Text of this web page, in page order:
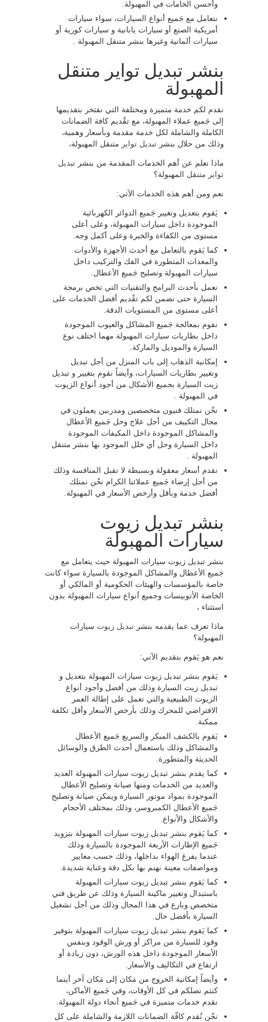
وأحسن الخامات في المهبولة.
نتعامل مع جَميع أنواع السيارات، سواء سيارات
أمريكية الصنع أو سيارات يابانية و سيارات كورية أو
سيارات ألمانية وغيرها بنشر متنقل المهبولة .
بنشر تبديل تواير متنقل
المهبولة
نقدم لكم خدمة متميزة ومختلفة التي نفتخر بتقديمها
إلى جَميع عملاء المهبولة، مع تقْديم كافة الضمانات
الكاملة والشاملة لكل خدمة مقدمة وبأسعار وهمية،
وذلك من خلال بنشر تبديل تواير متنقل المهبولة،
ماذا تعلم عن أهم الخدمات المقدمة من بنشر تبديل
تواير متنقل المهبولة؟
نعم ومن أهم هذه الخدمات الآتي:
يَقوم بتعديل وتغيير جَميع الدوائر الكهربائية
الموجودة داخل سيارات المهبولة، وعلى أعلى
مستوى من الكفاءة والخبرة وعلى أكمل وجه.
كما يَقوم بالتعامل مع أحدث الأجهزة والأدوات
والمعدات المتطورة في الفك والتركيب داخل
سيارات المهبولة وتصليح جَميع الأعطال.
نعمل بأحدث البرامج والتقنيات التي تخص برمجة
السيارة حتى نضمن لكم تقْديم أفضل الخدمات على
أعلى مستوى من المستويات الدقة.
نقوم بمعالجة جَميع المشاكل والعيوب الموجودة
داخل بطاريات سيارات المهبولة مهما اختلف نوع
السيارة والموديل والماركة.
إمكانية الذهاب إلى باب المنزل من أجل تبديل
وتغيير بطاريات السيارات، وأيضاً نقوم بتغيير و تبديل
زيت السيارة بجميع الأشكال من أجود أنواع الزيوت
في المهبولة .
نحْن نمتلك فنيون متخصصين ومدربين يعملون في
مجال التكييف من أجل علاج وحل جَميع الأعطال
والمشاكل الموجودة داخل المكيفات الموجودة
داخل السيارة وحل أي خلل الموجود بها بنشر متنقل
المهبولة .
نقدم أسعار معقولة وبسيطة لا تقبل المنافسة وذلك
من أجل إرضاء جَميع عملائنا الكرام نحْن نمتلك
أفضل خدمة وبأقل وأرخص الأسعار في المهبولة.
بنشر تبديل زيوت
سيارات المهبولة
بنشر تبديل زيوت سيارات المهبولة حيث يتعامل مع
جَميع الأعطال والمشاكل الموجودة بالسيارة سواء كانت
خاصة بالمؤسسات والهيئات الحكومية أو المالكي أو
الخاصة الأتوبيسات وجميع أنواع سيارات المهبولة بدون
استثناء ،
ماذا تعرف عما يقدمه بنشر تبديل زيوت سيارات
المهبولة؟
نعم هو يَقوم بتقديم الآتي:
يَقوم بنشر تبديل زيوت سيارات المهبولة بتعديل و
تبديل زيت السيارة وذلك من أفضل وأجود أنواع
الزيوت الطبيعية والتي تعمل على إطالة العمر
الافتراضي للمحرك وذلك بأرخص الأسعار وأقل تكلفة
ممكنة.
يَقوم بالكشف المبكر والسريع جَميع الأعطال
والمشاكل وذلك باستعمال أحدث الطرق والوسائل
الحديثة والمتطورة.
كما يقدم بنشر تبديل زيوت سيارات المهبولة العديد
والعديد من الخدمات ومنها صيانة وتصليح الأعطال
الموجودة بمواد موتور السيارة ويمكن صيانة وتصليح
جَميع الأعطال الكمبروسر، وذلك بمختلف الأحجام
والأشكال والأنواع.
كما يَقوم بنشر تبديل زيوت سيارات المهبولة بتزويد
جَميع الإطارات الأربعة الموجودة بالسيارة وذلك
عندما يفرغ الهواء بداخلها، وذلك حسب معايير
ومواصفات معينة نهتم بها بكل دقة وعناية شديدة.
كما يَقوم بنشر تبديل زيوت سيارات المهبولة
باستبدال وتغيير ماكينة السيارة وذلك عن طريق فني
متخصص وبارع في هذا المجال وذلك من أجل تشغيل
السيارة بأفضل حال.
كما يَقوم بنشر تبديل زيوت سيارات المهبولة بتوفير
وقود للسيارة من مراكز أو ورش الوقود وبنفس
الأسعار الموجودة داخل هذه الورش، دون زيادة أو
ارتفاع في التكاليف والأسعار.
وأيضاً إمكانية الخروج من مَكان إلى مَكان آخر أينما
كنتم نصلكم في كل الأوقات، وفي جَميع الأماكن،
نقدم خدمات متميزة في جَميع أنحاء دولة المهبولة.
نحْن نُقدم كافّة الضمانات اللازمة والشاملة على كل